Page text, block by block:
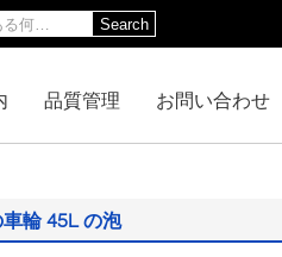
Search
品質管理 お問い合わせ
輪 45L の泡